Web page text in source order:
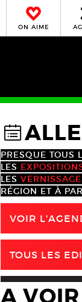
ON AIME
@
PRESQUE TOUS
LES
LES
RÉGION ET À
VOIR
TOUS LES